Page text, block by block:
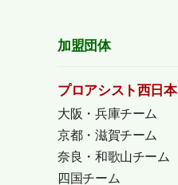
加盟団体
プロアシスト西日本
大阪・兵庫チーム
京都・滋賀チーム
奈良・和歌山チーム
四国チーム